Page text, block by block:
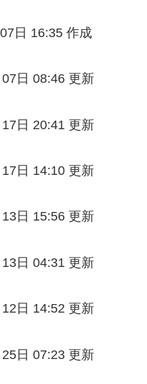
日 16:35 作成
日 08:46 更新
日 20:41 更新
日 14:10 更新
日 15:56 更新
日 04:31 更新
日 14:52 更新
日 07:23 更新